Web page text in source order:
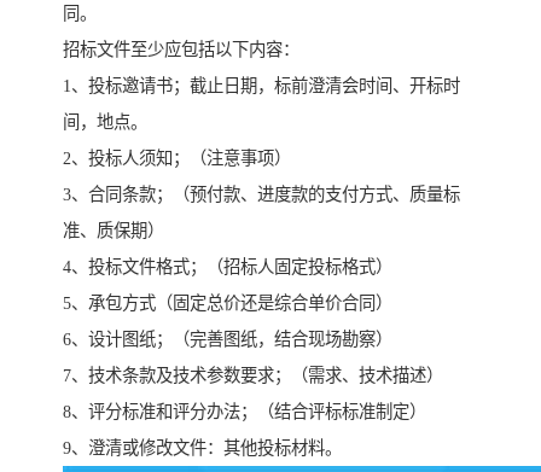
同。
招标文件至少应包括以下内容：
1、投标邀请书；截止日期，标前澄清会时间、开标时
间，地点。
2、投标人须知；（注意事项）
3、合同条款；（预付款、进度款的支付方式、质量标
准、质保期）
4、投标文件格式；（招标人固定投标格式）
5、承包方式（固定总价还是综合单价合同）
6、设计图纸；（完善图纸，结合现场勘察）
7、技术条款及技术参数要求；（需求、技术描述）
8、评分标准和评分办法；（结合评标标准制定）
9、澄清或修改文件：其他投标材料。